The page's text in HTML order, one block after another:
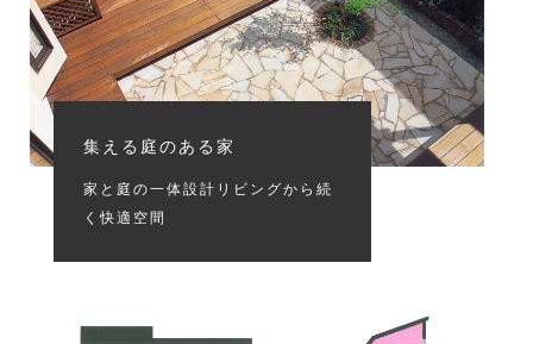
集える庭のある家
家と庭の一体設計リビングから続
く快適空間